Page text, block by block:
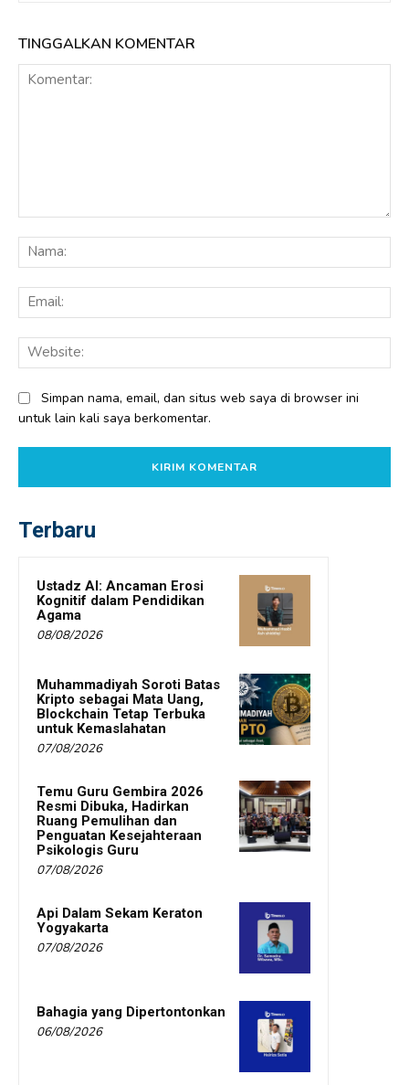
TINGGALKAN KOMENTAR
Simpan nama, email, dan situs web saya di browser ini
untuk lain kali saya berkomentar.
Terbaru
Ustadz AI: Ancaman Erosi
Kognitif dalam Pendidikan
Agama
08/08/2026
Muhammadiyah Soroti Batas
Kripto sebagai Mata Uang,
Blockchain Tetap Terbuka
untuk Kemaslahatan
07/08/2026
Temu Guru Gembira 2026
Resmi Dibuka, Hadirkan
Ruang Pemulihan dan
Penguatan Kesejahteraan
Psikologis Guru
07/08/2026
Api Dalam Sekam Keraton
Yogyakarta
07/08/2026
Bahagia yang Dipertontonkan
06/08/2026